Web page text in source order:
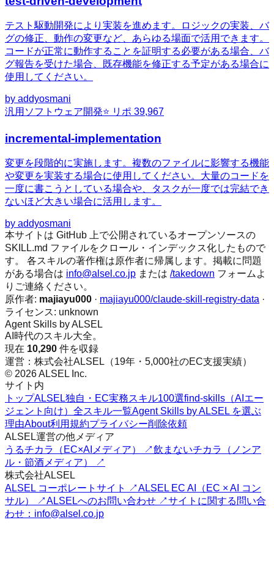
テスト駆動開発により実装を進めます。ロジックの実装、バ
グの修正、動作の変更など、あらゆる場面で活用できます。
コードが正常に動作することを証明する必要がある場合、バ
グ報告を受けた場合、既存機能を修正する予定がある場合に
使用してください。
by addyosmani
汎用 ソフトウェア開発⭐ リポ 39,967
incremental-implementation
変更を段階的に実施します。複数のファイルに影響する機能
や変更を実装する場合に使用してください。大量のコードを
一度に書こうとしている場合や、タスクが一度では完結でき
ないほど大きい場合に活用します。
by addyosmani
本サイトは GitHub 上で公開されているオープンソースの
SKILL.md ファイルをクロール・インデックス化したもので
す。 各スキルの著作権は原作者に帰属します。掲載に問題
がある場合は info@alsel.co.jp または /takedown フォームよ
りご連絡ください。
原作者: majiayu000 · majiayu000/claude-skill-registry-data ·
ライセンス: unknown
Agent Skills by ALSEL
AI時代のスキル大全。
現在 10,290 件を収録
運営：株式会社ALSEL（19年・5,000社のEC支援実績）
© 2026 ALSEL Inc.
サイト内
トップALSEL独自・EC実務スキル100選find-skills（AIエー
ジェント向け） 全スキル一覧Agent Skills by ALSEL を選ぶ
理由About利用規約プライバシー削除依頼
ALSEL運営の他メディア
うるチカラ（EC×AIメディア） ↗飲まないチカラ（ノンア
ル・節酒メディア） ↗
株式会社ALSEL
ALSEL コーポレートサイト ↗ALSEL EC AI（EC × AI コン
サル） ↗ALSELへのお問い合わせ ↗サイトに関する問い合
わせ：info@alsel.co.jp